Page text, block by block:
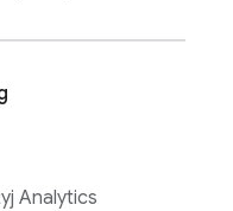
Analytics